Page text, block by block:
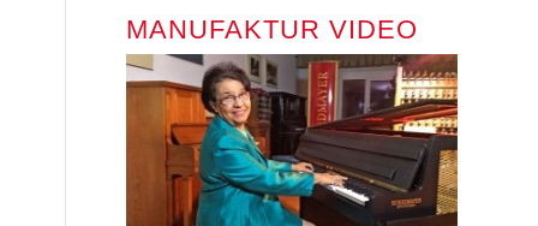
MANUFAKTUR VIDEO